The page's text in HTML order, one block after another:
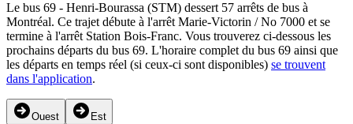
Le bus 69 - Henri-Bourassa (STM) dessert 57 arrêts de bus à
Montréal. Ce trajet débute à l'arrêt Marie-Victorin / No 7000 et se
termine à l'arrêt Station Bois-Franc. Vous trouverez ci-dessous les
prochains départs du bus 69. L'horaire complet du bus 69 ainsi que
les départs en temps réel (si ceux-ci sont disponibles) se trouvent
dans l'application.
Ouest Est